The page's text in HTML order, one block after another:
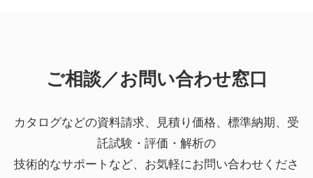
ご相談／お問い合わせ窓口
カタログなどの資料請求、見積り価格、標準納期、受
託試験・評価・解析の
技術的なサポートなど、お気軽にお問い合わせくださ